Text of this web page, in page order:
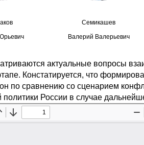
Семикашев
Валерий Валерьевич
актуальные вопросы
Констатируется, что
по сравнению со сценарием
политики России в случае